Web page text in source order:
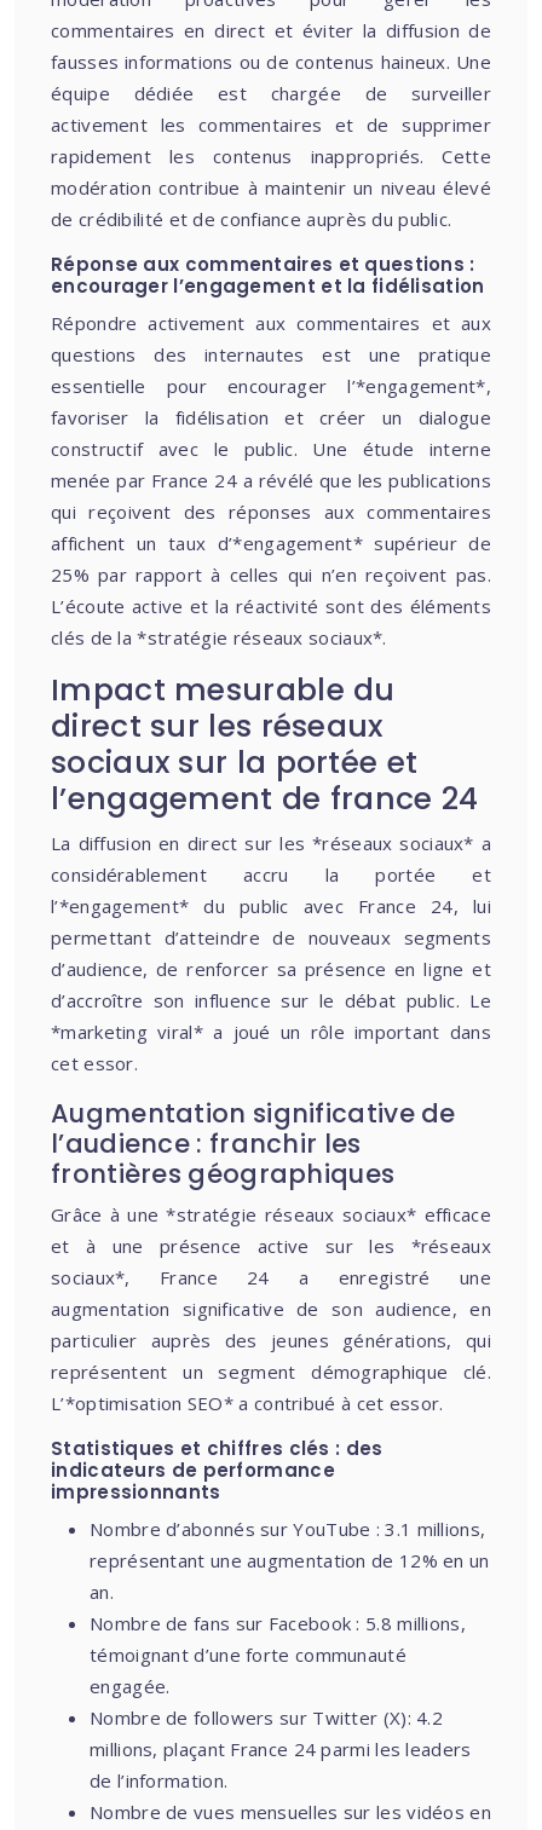
commentaires en direct et éviter la diffusion de
fausses informations ou de contenus haineux. Une
équipe dédiée est chargée de surveiller
activement les commentaires et de supprimer
rapidement les contenus inappropriés. Cette
modération contribue à maintenir un niveau élevé
de crédibilité et de confiance auprès du public.
Réponse aux commentaires et questions :
encourager l’engagement et la fidélisation
Répondre activement aux commentaires et aux
questions des internautes est une pratique
essentielle pour encourager l’*engagement*,
favoriser la fidélisation et créer un dialogue
constructif avec le public. Une étude interne
menée par France 24 a révélé que les publications
qui reçoivent des réponses aux commentaires
affichent un taux d’*engagement* supérieur de
25% par rapport à celles qui n’en reçoivent pas.
L’écoute active et la réactivité sont des éléments
clés de la *stratégie réseaux sociaux*.
Impact mesurable du
direct sur les réseaux
sociaux sur la portée et
l’engagement de france 24
La diffusion en direct sur les *réseaux sociaux* a
considérablement accru la portée et
l’*engagement* du public avec France 24, lui
permettant d’atteindre de nouveaux segments
d’audience, de renforcer sa présence en ligne et
d’accroître son influence sur le débat public. Le
*marketing viral* a joué un rôle important dans
cet essor.
Augmentation significative de
l’audience : franchir les
frontières géographiques
Grâce à une *stratégie réseaux sociaux* efficace
et à une présence active sur les *réseaux
sociaux*, France 24 a enregistré une
augmentation significative de son audience, en
particulier auprès des jeunes générations, qui
représentent un segment démographique clé.
L’*optimisation SEO* a contribué à cet essor.
Statistiques et chiffres clés : des
indicateurs de performance
impressionnants
Nombre d’abonnés sur YouTube : 3.1 millions,
représentant une augmentation de 12% en un
an.
Nombre de fans sur Facebook : 5.8 millions,
témoignant d’une forte communauté
engagée.
Nombre de followers sur Twitter (X): 4.2
millions, plaçant France 24 parmi les leaders
de l’information.
Nombre de vues mensuelles sur les vidéos en